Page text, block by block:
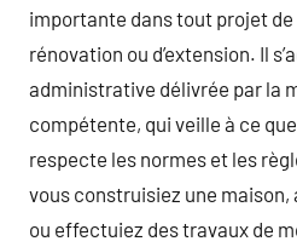
importante dans tout projet
rénovation ou d’extension. Il
administrative délivrée par la
compétente, qui veille à ce
respecte les normes et les
vous construisiez une
ou effectuiez des travaux de